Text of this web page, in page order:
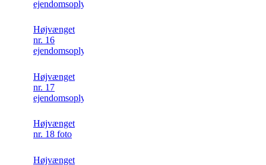
ejendomsoplysning
Højvænget
nr. 16
ejendomsoplysning
Højvænget
nr. 17
ejendomsoplysning
Højvænget
nr. 18 foto
Højvænget